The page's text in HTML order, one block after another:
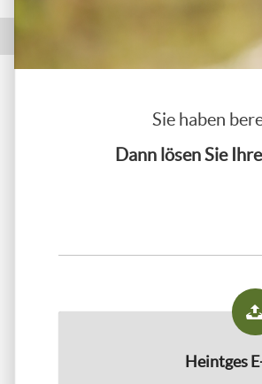
Sie haben
Dann lösen Sie
Heintges